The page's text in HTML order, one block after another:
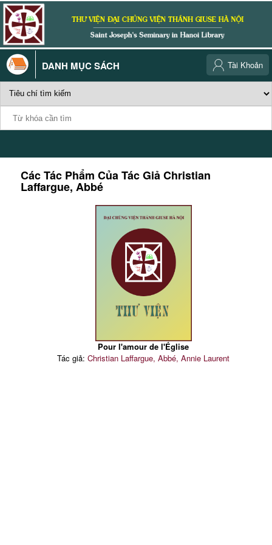
DANH MỤC SÁCH Tài Khoản
Các Tác Phẩm Của Tác GiảChristian
Laffargue, Abbé
Pour l'amour de l'Église
Tác giả:Christian Laffargue, Abbé, Annie Laurent